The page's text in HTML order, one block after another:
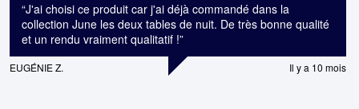
“J'ai choisi ce produit car j'ai déjà commandé dans la
collection June les deux tables de nuit. De très bonne qualité
et un rendu vraiment qualitatif !”
EUGÉNIE Z. Il y a 10 mois